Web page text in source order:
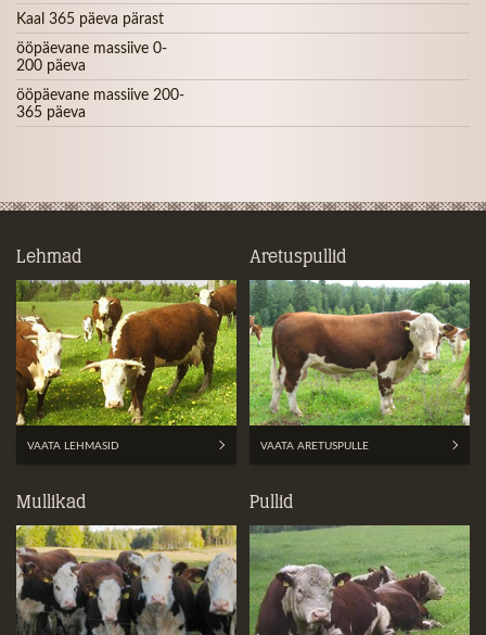
Kaal 365 päeva pärast
ööpäevane massiive 0-
200 päeva
ööpäevane massiive 200-
365 päeva
Lehmad
VAATA LEHMASID
Aretuspullid
VAATA ARETUSPULLE
Mullikad Pullid